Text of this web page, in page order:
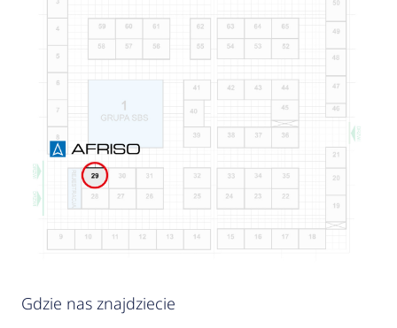
Gdzie nas znajdziecie